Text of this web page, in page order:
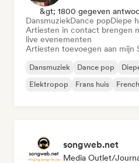
&gt; 1800 gegeven
DansmuziekDance popDiepe
Artiesten in contact brengen
live evenementen
Artiesten toevoegen aan mijn
Dansmuziek Dance pop
Elektropop
Frans huis
songweb.net
Media Outlet/